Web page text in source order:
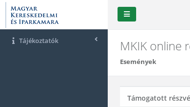
Tájékoztatók MKIK online
Események
Támogatott